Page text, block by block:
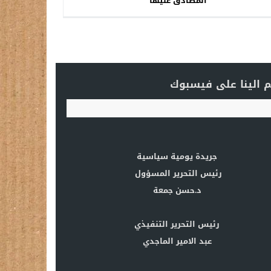
الينا على فيسبوك
جريدة يومية سياسية
رئيس التحرير المسؤول
د.حسن جمعة
رئيس التحرير التنفيذي
عبد الامير الماجدي